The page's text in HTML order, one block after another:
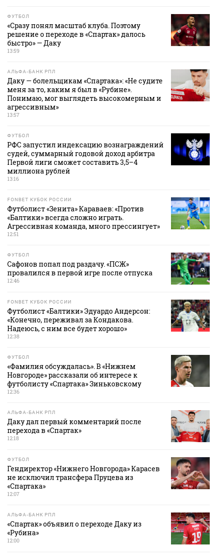
ФУТБОЛ
«Сразу понял масштаб клуба. Поэтому
решение о переходе в «Спартак» далось
быстро» — Даку
13:59
АЛЬФА-БАНК РПЛ
Даку — болельщикам «Спартака»: «Не судите
меня за то, каким я был в «Рубине».
Понимаю, мог выглядеть высокомерным и
агрессивным»
13:57
ФУТБОЛ
РФС запустил индексацию вознаграждений
судей, суммарный годовой доход арбитра
Первой лиги сможет составить 3,5–4
миллиона рублей
13:16
FONBET КУБОК РОССИИ
Футболист «Зенита» Караваев: «Против
«Балтики» всегда сложно играть.
Агрессивная команда, много прессингует»
12:51
ФУТБОЛ
Сафонов попал под раздачу. «ПСЖ»
провалился в первой игре после отпуска
12:46
FONBET КУБОК РОССИИ
Футболист «Балтики» Эдуардо Андерсон:
«Конечно, переживал за Кондакова.
Надеюсь, с ним все будет хорошо»
12:38
ФУТБОЛ
«Фамилия обсуждалась». В «Нижнем
Новгороде» рассказали об интересе к
футболисту «Спартака» Зиньковскому
12:36
АЛЬФА-БАНК РПЛ
Даку дал первый комментарий после
перехода в «Спартак»
12:18
ФУТБОЛ
Гендиректор «Нижнего Новгорода» Карасев
не исключил трансфера Пруцева из
«Спартака»
12:07
АЛЬФА-БАНК РПЛ
«Спартак» объявил о переходе Даку из
«Рубина»
12:00